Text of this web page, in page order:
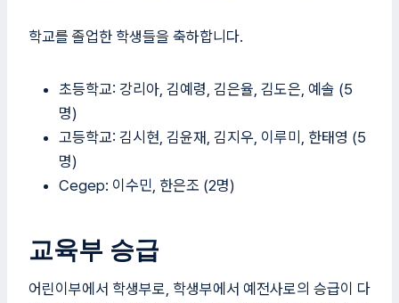
학교를 졸업한 학생들을 축하합니다.
초등학교: 강리아, 김예령, 김은율, 김도은, 예솔 (5
명)
고등학교: 김시현, 김윤재, 김지우, 이루미, 한태영 (5
명)
Cegep: 이수민, 한은조 (2명)
교육부 승급
어린이부에서 학생부로, 학생부에서 예전사로의 승급이 다